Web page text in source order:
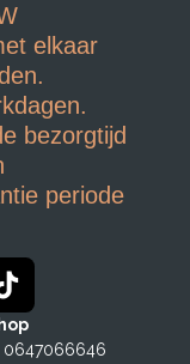
elkaar
bezorgtijd
periode
T
i
k
0647066646